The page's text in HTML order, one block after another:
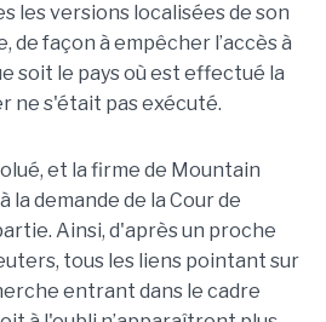
les versions localisées de son
de façon à empêcher l’accès à
soit le pays où est effectué la
ne s'était pas exécuté.
et la firme de Mountain
la demande de la Cour de
Ainsi, d'après un proche
tous les liens pointant sur
entrant dans le cadre